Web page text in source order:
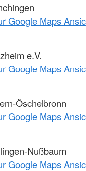
Google Maps
e.V.
Google Maps
Öschelbronn
Google Maps
Nußbaum
Google Maps